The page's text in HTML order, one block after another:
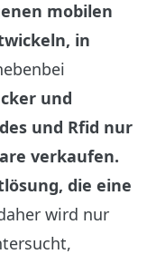
mobilen
in
und
und Rfid nur
verkaufen.
die eine
wird nur